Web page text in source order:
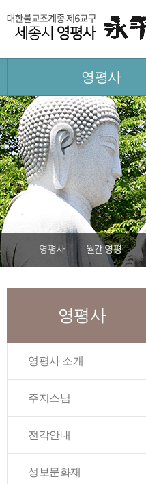
영평사
영평사 월간 영평
영평사
영평사 소개
주지스님
전각안내
성보문화재